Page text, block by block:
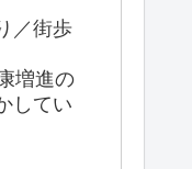
／街歩
増進の
してい